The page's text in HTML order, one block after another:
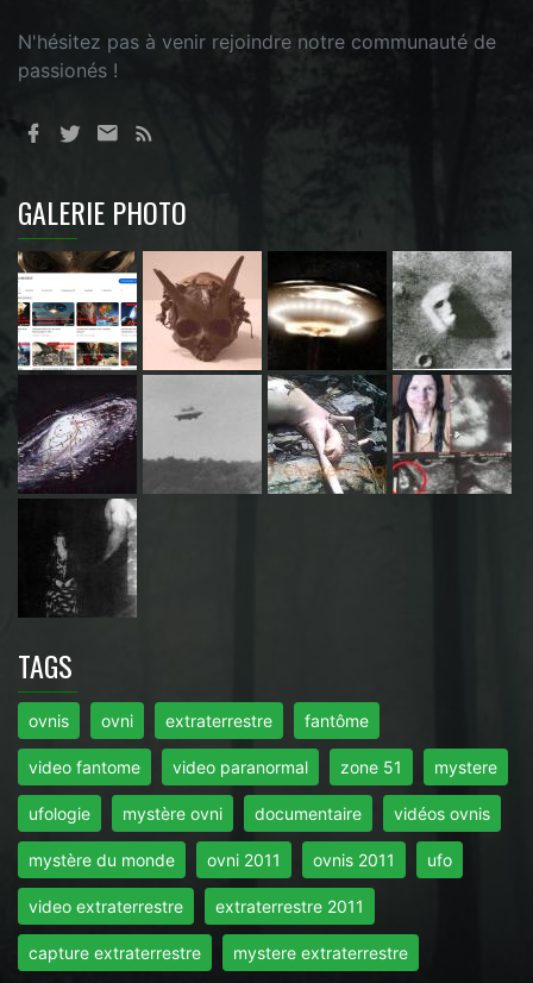
N'hésitez pas à venir rejoindre notre communauté de
passionés !
GALERIE PHOTO
TAGS
ovnis ovni extraterrestre fantôme
video fantome video paranormal zone 51 mystere
ufologie mystère ovni documentaire vidéos ovnis
mystère du monde ovni 2011 ovnis 2011 ufo
video extraterrestre extraterrestre 2011
capture extraterrestre mystere extraterrestre